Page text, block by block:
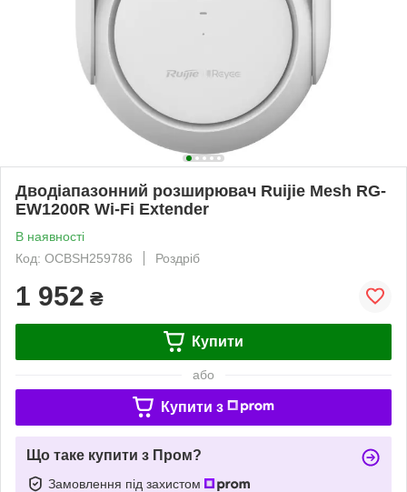
Дводіапазонний розширювач Ruijie Mesh RG-
EW1200R Wi-Fi Extender
В наявності
Код: OCBSH259786
Роздріб
1 952 ₴
Купити
або
Купити з
Що таке купити з Пром?
Замовлення під захистом